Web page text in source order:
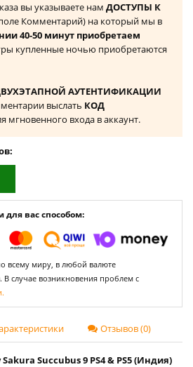
вы указываете нам ДОСТУПЫ К
Комментарий) на который мы в
40-50 минут приобретаем
купленные ночью приобретаются
АУТЕНТИФИКАЦИИ
выслать КОД
мгновенного входа в аккаунт.
вас способом:
всему миру, в любой валюте
В случае возникновения проблем с
Отзывов (0)
Succubus 9 PS4 & PS5 (Индия)